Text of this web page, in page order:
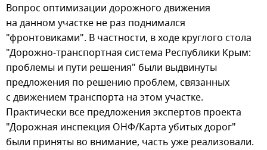
Вопрос оптимизации дорожного движения
на данном участке не раз поднимался
"фронтовиками". В частности, в ходе круглого стола
"Дорожно-транспортная система Республики Крым:
проблемы и пути решения" были выдвинуты
предложения по решению проблем, связанных
с движением транспорта на этом участке.
Практически все предложения экспертов проекта
"Дорожная инспекция ОНФ/Карта убитых дорог"
были приняты во внимание, часть уже реализовали.